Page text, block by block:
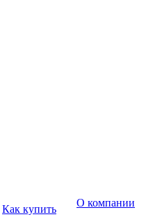
Как купить
О компании